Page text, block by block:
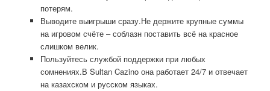
потерям.
Выводите выигрыши сразу.Не держите крупные суммы
на игровом счёте – соблазн поставить всё на красное
слишком велик.
Пользуйтесь службой поддержки при любых
сомнениях.В Sultan Cazino она работает 24/7 и отвечает
на казахском и русском языках.